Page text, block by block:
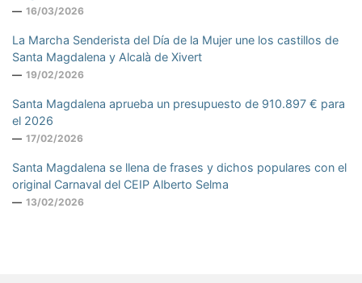
16/03/2026
La Marcha Senderista del Día de la Mujer une los castillos de
Santa Magdalena y Alcalà de Xivert
19/02/2026
Santa Magdalena aprueba un presupuesto de 910.897 € para
el 2026
17/02/2026
Santa Magdalena se llena de frases y dichos populares con el
original Carnaval del CEIP Alberto Selma
13/02/2026